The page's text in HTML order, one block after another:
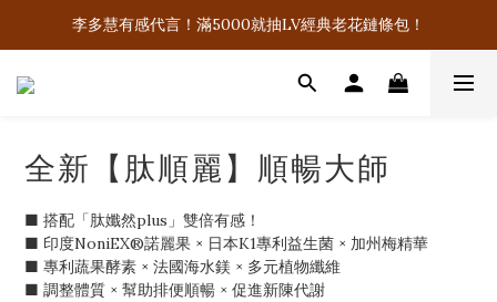
飲控聖品「肽孅然PLUS」千人好評！無感就退費！
飲控聖品「肽孅然PLUS」千人好評！無感就退費！
全新【肽順麗】順暢大師
■ 搭配「肽孅然plus」雙倍有感！
■ 印度NoniEX®諾麗果 × 日本K1專利益生菌 × 加州梅精華
■ 專利蔬果酵素 × 法國海水鎂 × 多元植物纖維
■ 調整體質 × 幫助排便順暢 × 促進新陳代謝